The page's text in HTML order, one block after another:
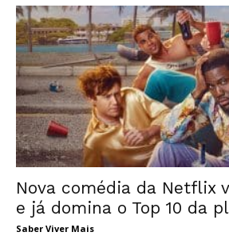
Nova comédia da Netflix
e já domina o Top 10 da
Saber Viver Mais